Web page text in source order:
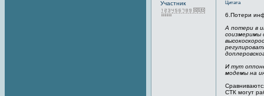
Участник
Цитата
6.Потери
А потери в
соизмеримы
И тут
модемы на
СТК могут